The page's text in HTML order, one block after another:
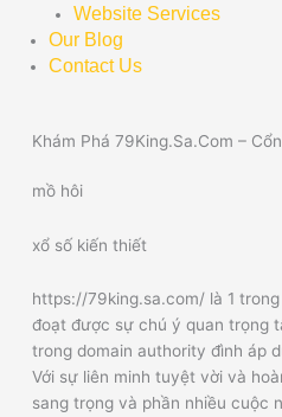
Website Services
Our Blog
Contact Us
Khám Phá 79King.Sa.Com –
mồ hôi
xổ số kiến thiết
https://79king.sa.com/ là 1
đoạt được sự chú ý quan trọng
trong domain authority đình áp
Với sự liên minh tuyệt vời và
sang trọng và phần nhiều cuộc